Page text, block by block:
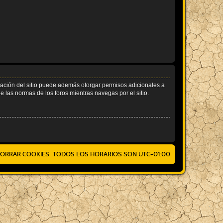
del sitio puede además otorgar permisos adicionales a
las normas de los foros mientras navegas por el sitio.
TODOS LOS HORARIOS SON UTC+01:00
COOKIES